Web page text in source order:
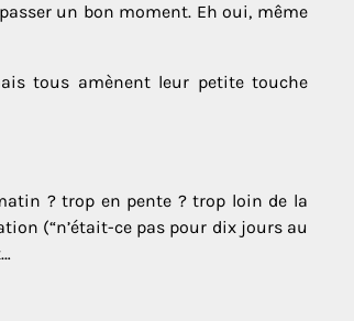
un bon moment. Eh oui, même
tous amènent leur petite touche
? trop en pente ? trop loin de la
(“n’était-ce pas pour dix jours au